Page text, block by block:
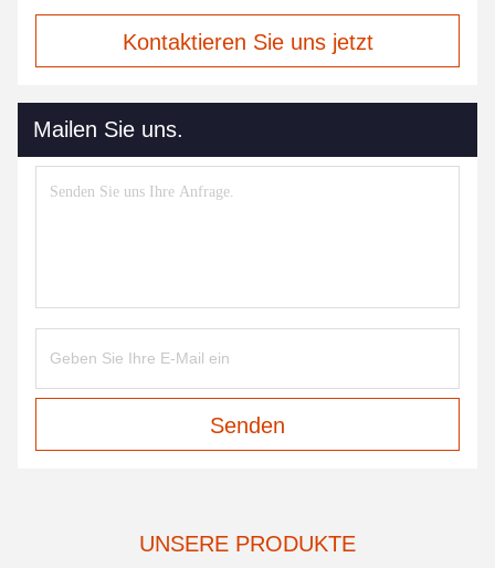
Kontaktieren Sie uns jetzt
Mailen Sie uns.
Senden
UNSERE PRODUKTE